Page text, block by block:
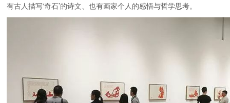
有古人描写‘奇石’的诗文、也有画家个人的感悟与哲学思考。